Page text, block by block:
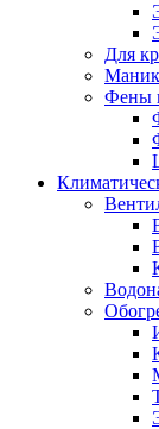
Для
Фены